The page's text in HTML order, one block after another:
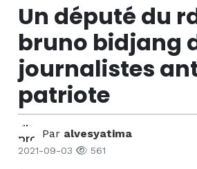
Un député du
bruno bidjang
journalistes
patriote
Par alvesyatima
2021-09-03 561